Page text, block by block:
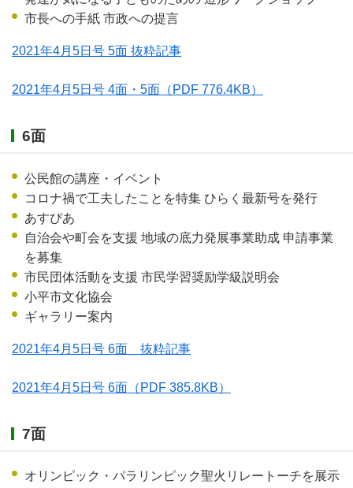
市長への手紙 市政への提言
2021年4月5日号 5面 抜粋記事
2021年4月5日号 4面・5面 （PDF 776.4KB）
6面
公民館の講座・イベント
コロナ禍で工夫したことを特集 ひらく最新号を発行
あすぴあ
自治会や町会を支援 地域の底力発展事業助成 申請事業
を募集
市民団体活動を支援 市民学習奨励学級説明会
小平市文化協会
ギャラリー案内
2021年4月5日号 6面 抜粋記事
2021年4月5日号 6面 （PDF 385.8KB）
7面
オリンピック・パラリンピック聖火リレートーチを展示